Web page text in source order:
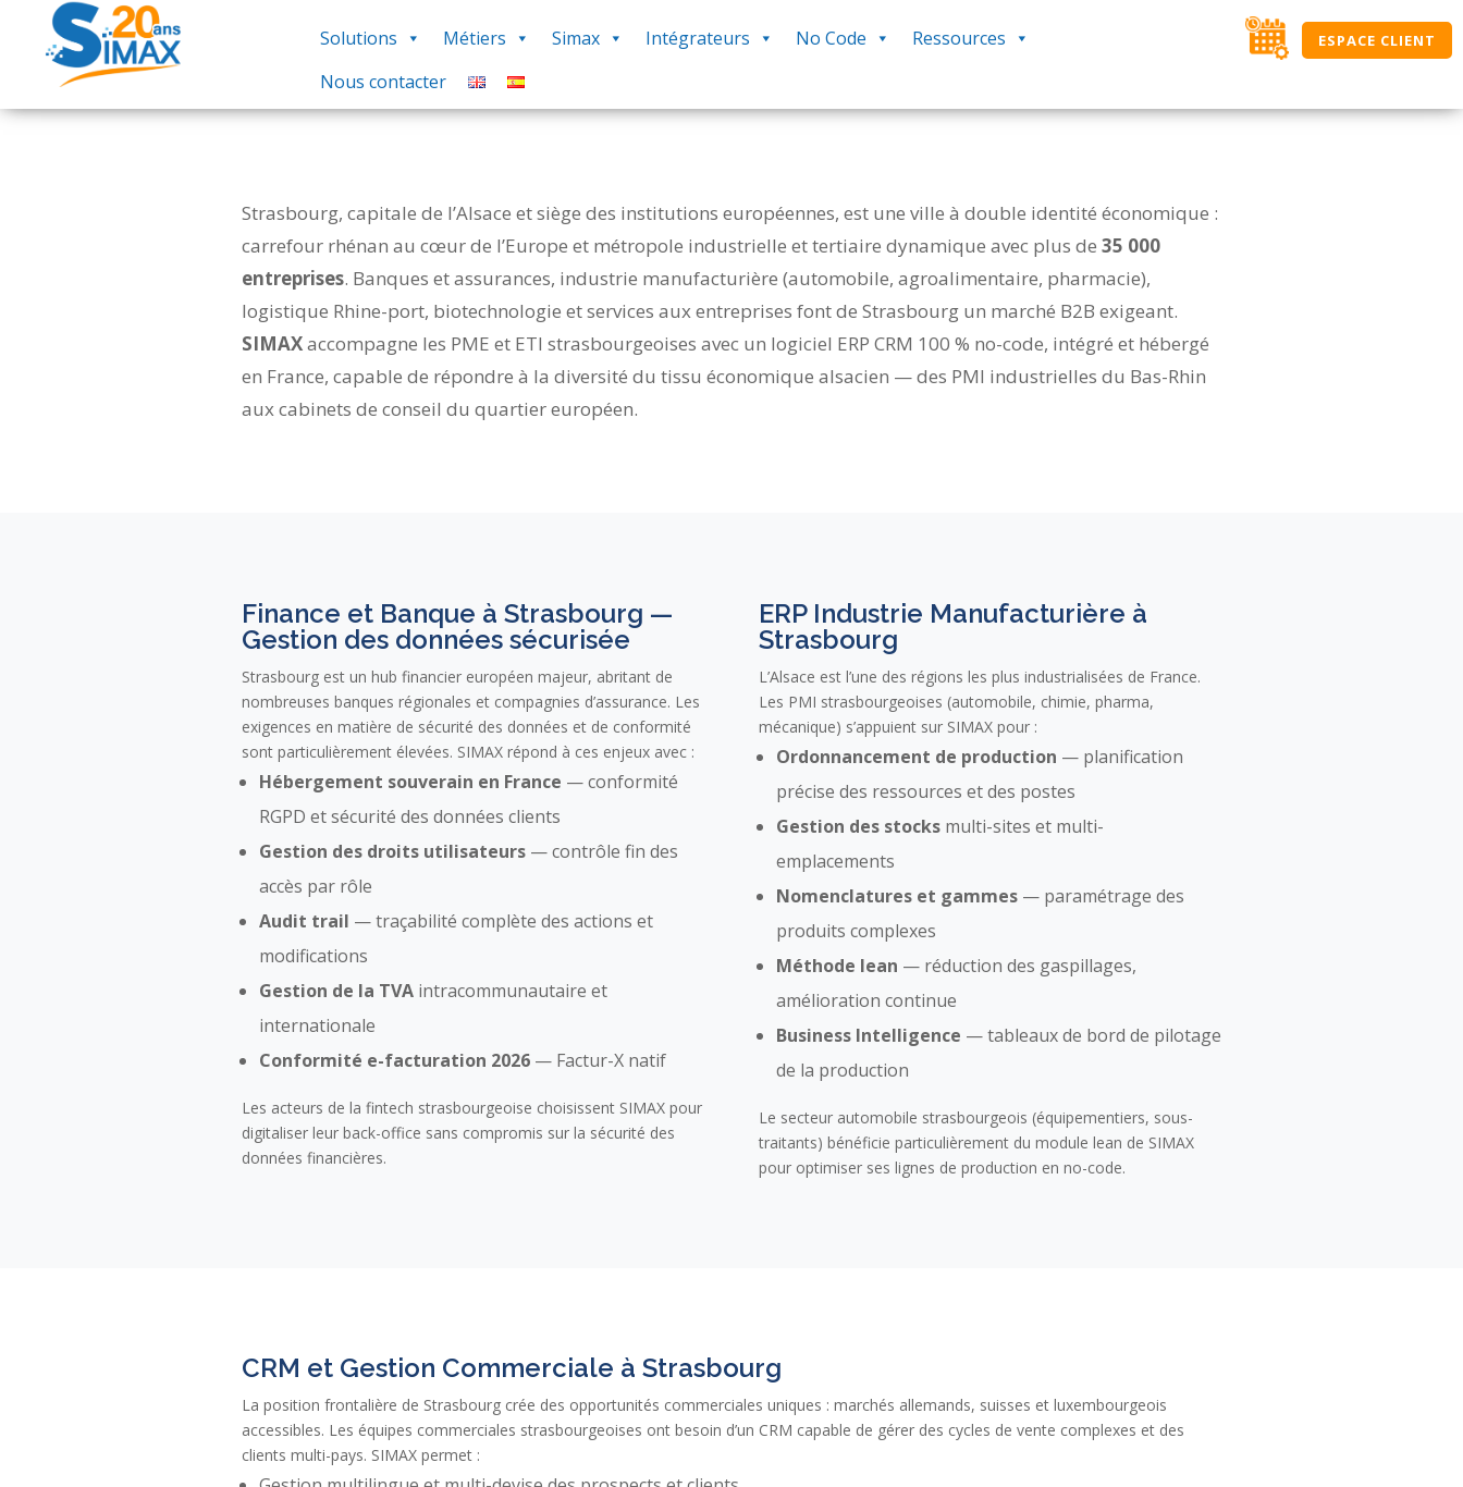
Solutions Métiers Simax Intégrateurs No Code
Ressources
Nous contacter
ESPACE CLIENT
Strasbourg, capitale de l’Alsace et siège des institutions européennes, est une ville à double identité économique :
carrefour rhénan au cœur de l’Europe et métropole industrielle et tertiaire dynamique avec plus de 35 000
entreprises. Banques et assurances, industrie manufacturière (automobile, agroalimentaire, pharmacie),
logistique Rhine-port, biotechnologie et services aux entreprises font de Strasbourg un marché B2B exigeant.
SIMAXaccompagne les PME et ETI strasbourgeoises avec un logiciel ERP CRM 100 % no-code, intégré et hébergé
en France, capable de répondre à la diversité du tissu économique alsacien — des PMI industrielles du Bas-Rhin
aux cabinets de conseil du quartier européen.
Finance et Banque à Strasbourg —
Gestion des données sécurisée
Strasbourg est un hub financier européen majeur, abritant de
nombreuses banques régionales et compagnies d’assurance. Les
exigences en matière de sécurité des données et de conformité
sont particulièrement élevées. SIMAX répond à ces enjeux avec :
Hébergement souverain en France — conformité
RGPD et sécurité des données clients
Gestion des droits utilisateurs — contrôle fin des
accès par rôle
Audit trail — traçabilité complète des actions et
modifications
Gestion de la TVA intracommunautaire et
internationale
Conformité e-facturation 2026 — Factur-X natif
Les acteurs de la fintech strasbourgeoise choisissent SIMAX pour
digitaliser leur back-office sans compromis sur la sécurité des
données financières.
ERP Industrie Manufacturière à
Strasbourg
L’Alsace est l’une des régions les plus industrialisées de France.
Les PMI strasbourgeoises (automobile, chimie, pharma,
mécanique) s’appuient sur SIMAX pour :
Ordonnancement de production — planification
précise des ressources et des postes
Gestion des stocksmulti-sites et multi-
emplacements
Nomenclatures et gammes— paramétrage des
produits complexes
Méthode lean — réduction des gaspillages,
amélioration continue
Business Intelligence — tableaux de bord de pilotage
de la production
Le secteur automobile strasbourgeois (équipementiers, sous-
traitants) bénéficie particulièrement du module lean de SIMAX
pour optimiser ses lignes de production en no-code.
CRM et Gestion Commerciale à Strasbourg
La position frontalière de Strasbourg crée des opportunités commerciales uniques : marchés allemands, suisses et luxembourgeois
accessibles. Les équipes commerciales strasbourgeoises ont besoin d’un CRM capable de gérer des cycles de vente complexes et des
clients multi-pays. SIMAX permet :